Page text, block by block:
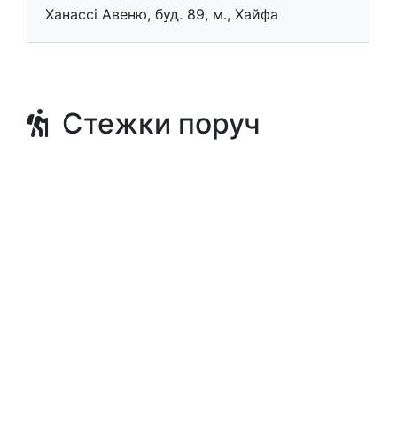
Ханассі Авеню, буд. 89, м., Хайфа
Стежки поруч